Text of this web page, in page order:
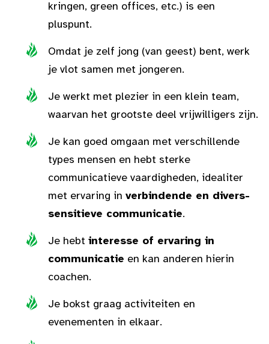
kringen, green offices, etc.) is een
pluspunt.
Omdat je zelf jong (van geest) bent, werk
je vlot samen met jongeren.
Je werkt met plezier in een klein team,
waarvan het grootste deel vrijwilligers zijn.
Je kan goed omgaan met verschillende
types mensen en hebt sterke
communicatieve vaardigheden, idealiter
met ervaring in verbindende en divers-
sensitieve communicatie.
Je hebt interesse of ervaring in
communicatie en kan anderen hierin
coachen.
Je bokst graag activiteiten en
evenementen in elkaar.